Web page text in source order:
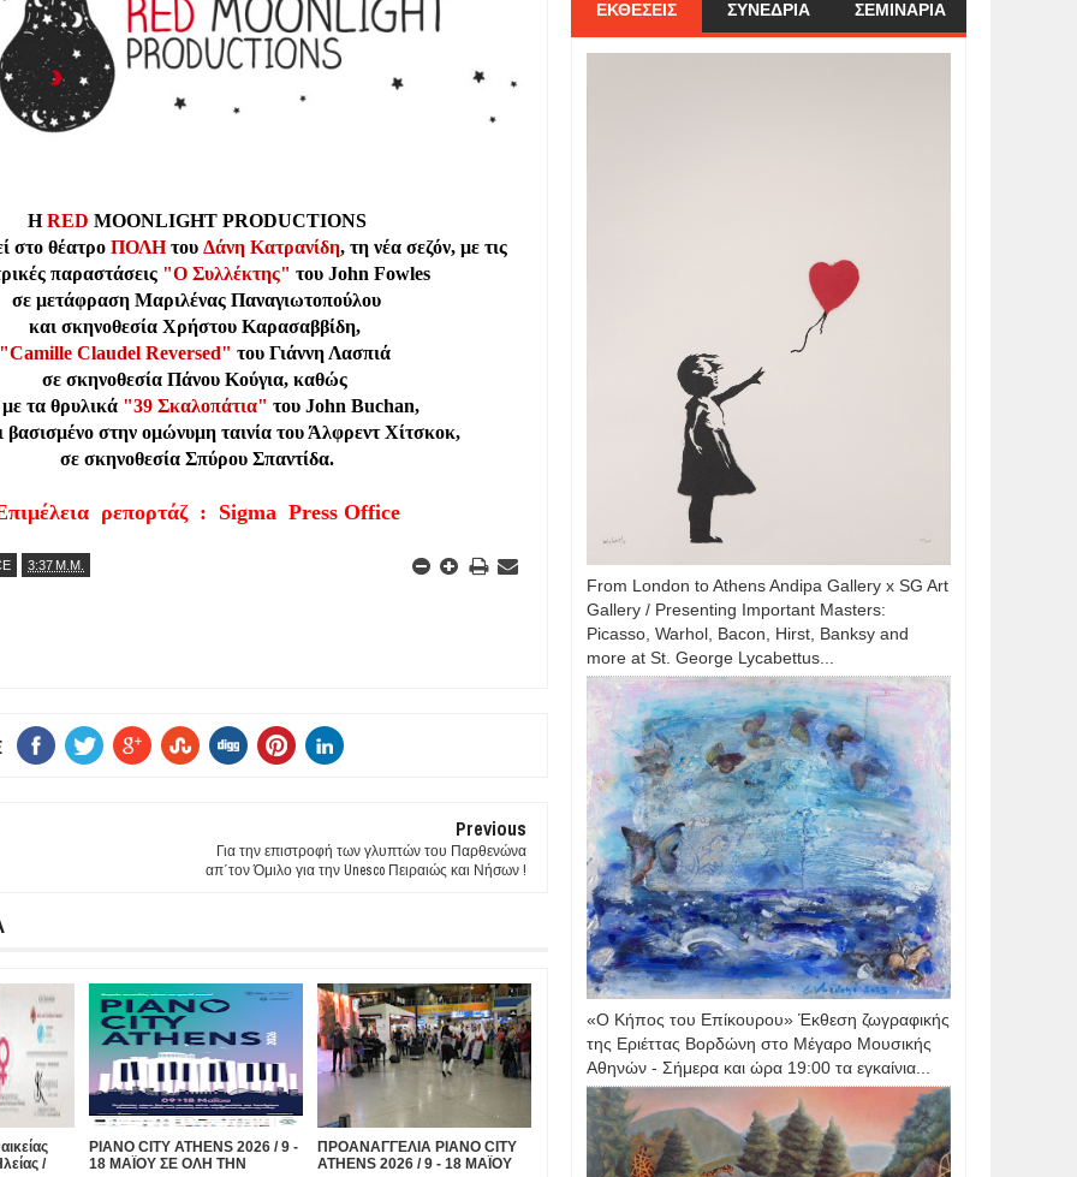
ΗRED MOONLIGHT PRODUCTIONS
στο θέατρο ΠΟΛΗτου Δάνη Κατρανίδη, τη νέα σεζόν, με τις
παραστάσεις "Ο Συλλέκτης" του John Fowles
σε μετάφραση Μαριλένας Παναγιωτοπούλου
και σκηνοθεσία Χρήστου Καρασαββίδη,
"Camille Claudel Reversed" του Γιάννη Λασπιά
σε σκηνοθεσία Πάνου Κούγια, καθώς
τα θρυλικά "39 Σκαλοπάτια" του John Buchan,
βασισμένο στην ομώνυμη ταινία του Άλφρεντ Χίτσκοκ,
σε σκηνοθεσία Σπύρου Σπαντίδα.
ρεπορτάζ : Sigma Press Office
3:37 Μ.Μ.
Previous
Για την επιστροφή των γλυπτών του Παρθενώνα
απ΄τον Όμιλο για την Unesco Πειραιώς και Νήσων !
/
PIANO CITY ATHENS 2026 / 9 -
18 ΜΑΪΟΥ ΣΕ ΟΛΗ ΤΗΝ
ΠΡΟΑΝΑΓΓΕΛΙΑ PIANO CITY
ATHENS 2026 / 9 - 18 ΜΑΪΟΥ
ΕΚΘΕΣΕΙΣ ΣΥΝΕΔΡΙΑ ΣΕΜΙΝΑΡΙΑ
From London to Athens Andipa Gallery x SG Art
Gallery / Presenting Important Masters:
Picasso, Warhol, Bacon, Hirst, Banksy and
more at St. George Lycabettus...
«Ο Κήπος του Επίκουρου» Έκθεση ζωγραφικής
της Εριέττας Βορδώνη στο Μέγαρο Μουσικής
Αθηνών - Σήμερα και ώρα 19:00 τα εγκαίνια...